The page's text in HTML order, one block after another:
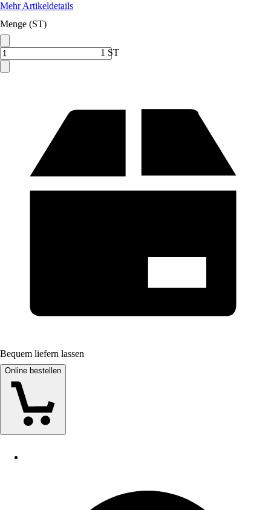
Mehr Artikeldetails
Menge (ST)
1 ST
Bequem liefern lassen
Online bestellen